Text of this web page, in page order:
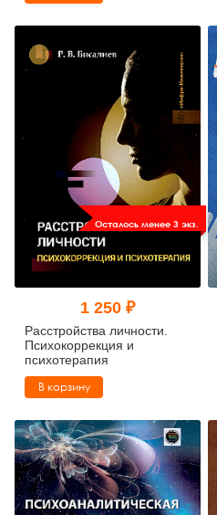
Осталось менее 3 экз.
1 250 ₽
Расстройства личности.
Психокоррекция и
психотерапия
В корзину